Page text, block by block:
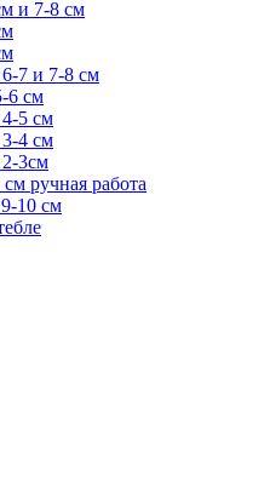
и 7-8 см
7 и 7-8 см
6 см
5 см
4 см
3см
ручная работа
10 см